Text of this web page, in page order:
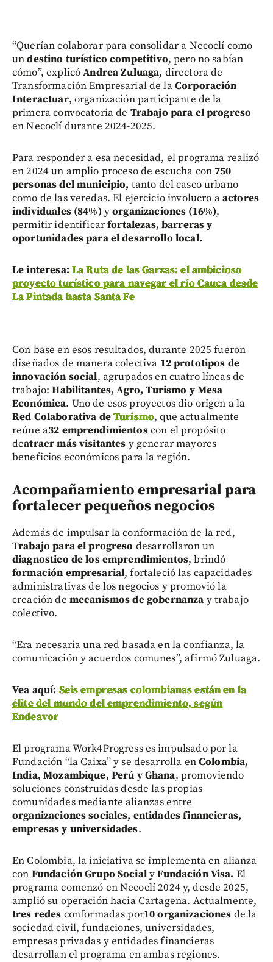
“Querían colaborar para consolidar a Necoclí como
undestino turístico competitivo, pero no sabían
cómo”, explicóAndrea Zuluaga, directora de
Transformación Empresarial de laCorporación
Interactuar, organización participante de la
primera convocatoria de Trabajo para el progreso
en Necoclí durante 2024-2025.
Para responder a esa necesidad, el programa realizó
en 2024 un amplio proceso de escucha con750
personas del municipio, tanto del casco urbano
como de las veredas. El ejercicio involucro aactores
individuales (84%)yorganizaciones (16%),
permitir identificarfortalezas, barreras y
oportunidades para el desarrollo local.
Le interesa: La Ruta de las Garzas: el ambicioso
proyecto turístico para navegar el río Cauca desde
La Pintada hasta Santa Fe
Con base en esos resultados, durante 2025 fueron
diseñados de manera colectiva 12 prototipos de
innovación social, agrupados en cuatro líneas de
trabajo:Habilitantes, Agro, Turismo y Mesa
Económica. Uno de esos proyectos dio origen a la
Red Colaborativa deTurismo, que actualmente
reúne a32 emprendimientoscon el propósito
deatraer más visitantes y generar mayores
beneficios económicos para la región.
Acompañamiento empresarial para
fortalecer pequeños negocios
Además de impulsar la conformación de la red,
Trabajo para el progreso desarrollaron un
diagnostico de los emprendimientos, brindó
formación empresarial, fortaleció las capacidades
administrativas de los negocios y promovió la
creación de mecanismos de gobernanza y trabajo
colectivo.
“Era necesaria una red basada en la confianza, la
comunicación y acuerdos comunes”, afirmó Zuluaga.
Vea aquí: Seis empresas colombianas están en la
élite del mundo del emprendimiento, según
Endeavor
El programa Work4Progress es impulsado por la
Fundación “la Caixa” y se desarrolla enColombia,
India, Mozambique, Perú y Ghana, promoviendo
soluciones construidas desde las propias
comunidades mediante alianzas entre
organizaciones sociales, entidades financieras,
empresas y universidades.
En Colombia, la iniciativa se implementa en alianza
con Fundación Grupo SocialyFundación Visa. El
programa comenzó en Necoclí2024 y, desde 2025,
amplió su operación hacia Cartagena. Actualmente,
tres redes conformadas por10 organizaciones de la
sociedad civil, fundaciones, universidades,
empresas privadas y entidades financieras
desarrollan el programa en ambas regiones.